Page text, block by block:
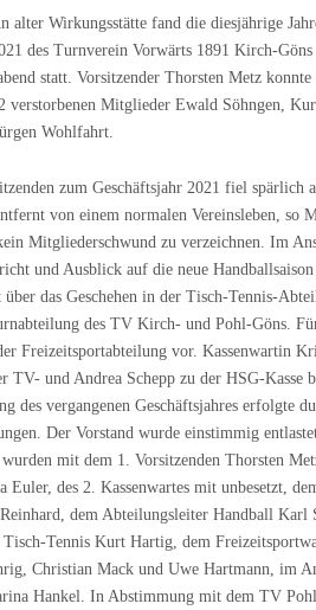
alter Wirkungsstätte fand die diesjährige
des Turnverein Vorwärts 1891 Kirch-
statt. Vorsitzender Thorsten Metz
verstorbenen Mitglieder Ewald Söhngen,
Wohlfahrt.
zum Geschäftsjahr 2021 fiel spärlich
von einem normalen Vereinsleben, so
Mitgliederschwund zu verzeichnen. Im
und Ausblick auf die neue
das Geschehen in der Tisch-Tennis-
des TV Kirch- und Pohl-Göns.
Freizeitsportabteilung vor. Kassenwartin
TV- und Andrea Schepp zu der HSG-Kasse
des vergangenen Geschäftsjahres erfolgte
Der Vorstand wurde einstimmig
mit dem 1. Vorsitzenden Thorsten
Euler, des 2. Kassenwartes mit unbesetzt,
dem Abteilungsleiter Handball Karl
Tennis Kurt Hartig, dem
Christian Mack und Uwe Hartmann, im
Hankel. In Abstimmung mit dem TV